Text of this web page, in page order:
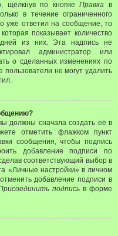
щёлкнув по кнопкеПравка в
в течение ограниченного
уже ответил на сообщение, то
показывает количество
из них. Эта надпись не
администратор или
о сделанных изменениях по
не могут удалить
должны сначала создать её в
отметить флажком пункт
сообщения, чтобы подпись
добавление подписи по
соответствующий выбор в
«Личные настройки» в личном
добавление подписи в
подписьв форме